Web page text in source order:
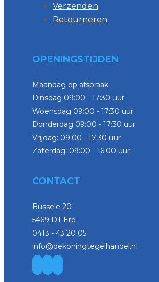
Verzenden
Retourneren
OPENINGSTIJDEN
Maandag op afspraak
Dinsdag 09:00 - 17:30 uur
Woensdag 09:00 - 17:30 uur
Donderdag 09:00 - 17:30 uur
Vrijdag: 09:00 - 17:30 uur
Zaterdag: 09:00 - 16:00 uur
CONTACT
Bussele 20
5469 DT Erp
0413 - 43 20 05
info@dekoningtegelhandel.nl